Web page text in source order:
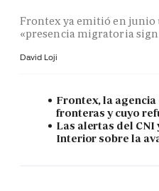
Frontex ya emitió en
«presencia migratoria
David Loji
Frontex, la
fronteras y cuyo
Las alertas del CNI
Interior sobre la